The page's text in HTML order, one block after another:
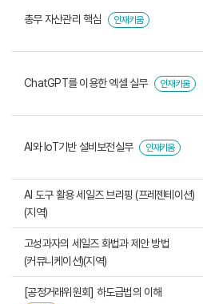
총무 자산관리 핵심 인재키움
ChatGPT를 이용한 엑셀 실무 인재키움
AI와 IoT기반 설비보전실무 인재키움
AI 도구 활용 세일즈 브리핑 (프레젠테이션)
(지역)
고성과자의 세일즈 화법과 제안 방법
(커뮤니케이션)(지역)
[공정거래위원회] 하도급법의 이해